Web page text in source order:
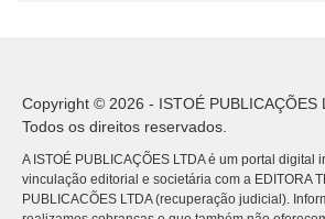
Copyright © 2026 - ISTOÉ PUBLICAÇÕES
Todos os direitos reservados.
A ISTOÉ PUBLICAÇÕES LTDA é um portal digital
vinculação editorial e societária com a EDITORA
PUBLICACÕES LTDA (recuperação judicial).